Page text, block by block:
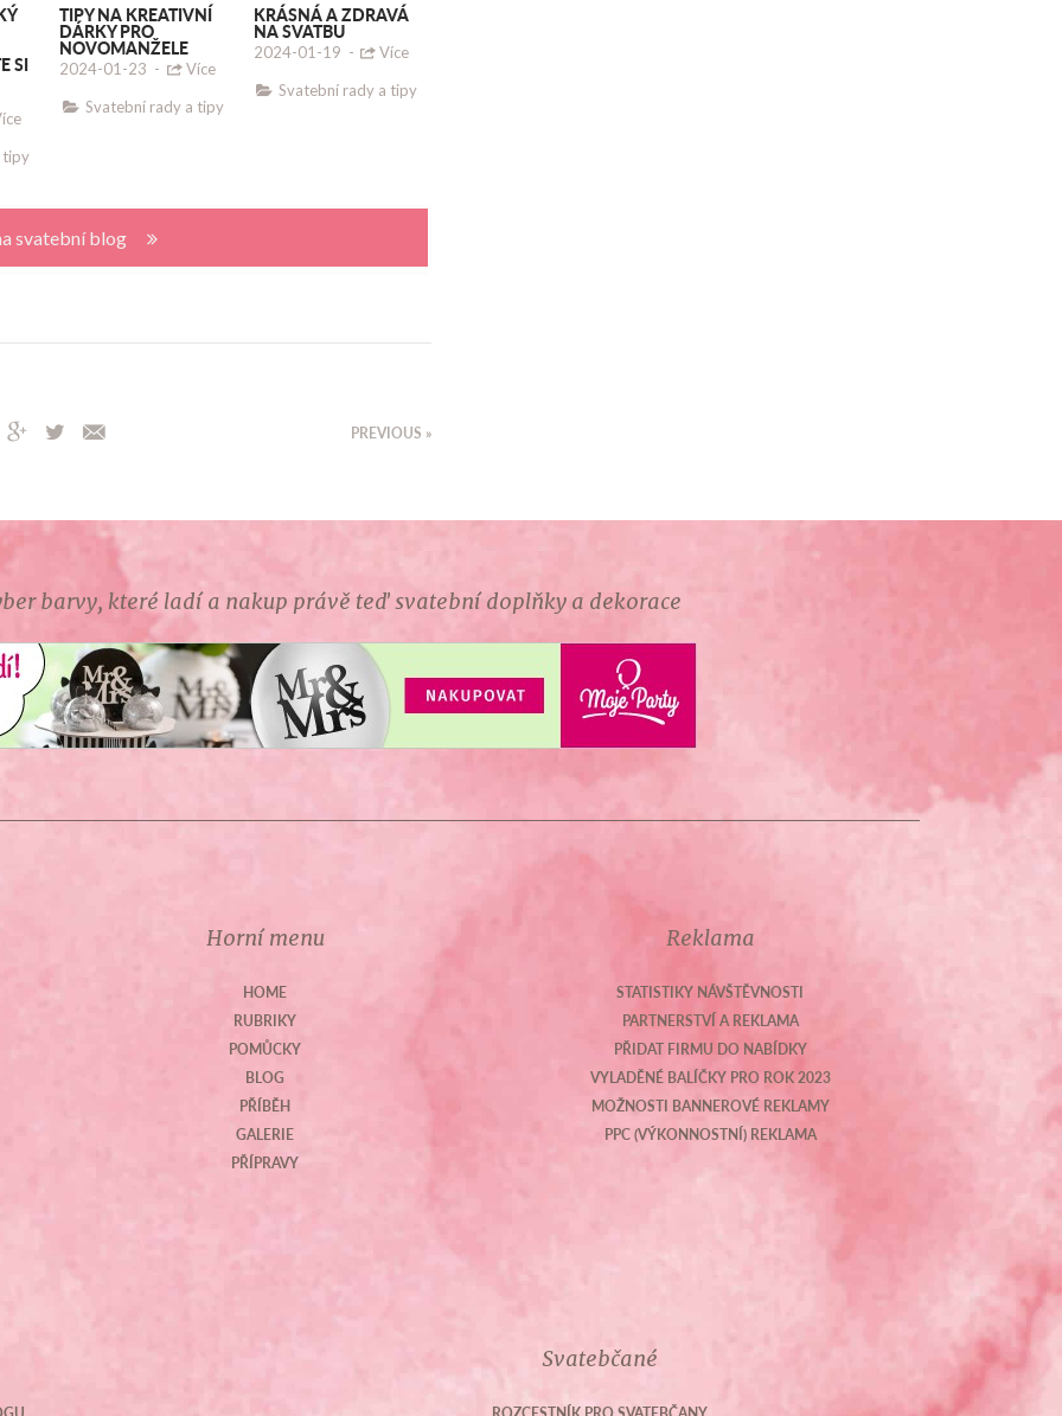
SI
tipy
TIPY NA KREATIVNÍ
DÁRKY PRO
NOVOMANŽELE
2024-01-23 -
Více
Svatební rady a tipy
KRÁSNÁ A ZDRAVÁ
NA SVATBU
2024-01-19 -
Více
Svatební rady a tipy
svatební blog
PREVIOUS »
barvy, které ladí a nakup právě teď svatební doplňky a dekorace
Horní menu
HOME
RUBRIKY
POMŮCKY
BLOG
PŘÍBĚH
GALERIE
PŘÍPRAVY
Reklama
STATISTIKY NÁVŠTĚVNOSTI
PARTNERSTVÍ A REKLAMA
PŘIDAT FIRMU DO NABÍDKY
VYLADĚNÉ BALÍČKY PRO ROK 2023
MOŽNOSTI BANNEROVÉ REKLAMY
PPC (VÝKONNOSTNÍ) REKLAMA
Svatebčané